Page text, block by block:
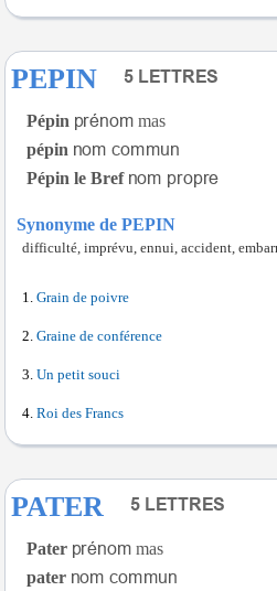
PEPIN
Pépin
mas
pépin
Pépin le Bref
Synonyme de PEPIN
difficulté, imprévu, ennui, accident,
Grain de poivre
Graine de conférence
Un petit souci
Roi des Francs
PATER
Pater
mas
pater